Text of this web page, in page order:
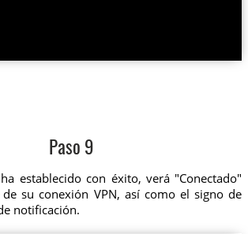
Paso 9
establecido con éxito, verá "Conectado"
su conexión VPN, así como el signo de
notificación.